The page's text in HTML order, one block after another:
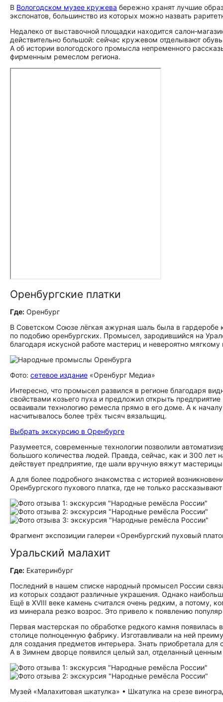
В Вологодском музее кружева бережно хранят лучшие
экспонатов, большинство из которых можно назвать
Недалеко от выставочной площадки находится
действительно большой: сейчас кружевом отделывают
А об истории вологодского промысла непременного
фирменным ремеслом региона.
Оренбургские платки
Где: Оренбург
В Советском Союзе лёгкая ажурная шаль была в гардеробе
по подобию оренбургских. Промысел, зародившийся на
благодаря искусной работе мастериц и невероятно
Фото: сетевое издание «Оренбург Медиа»
Интересно, что промысел развился в регионе благодаря
свойствами козьего пуха и предложил открыть
осваивали технологию ремесла прямо в его доме. А к
насчитывалось более трёх тысяч вязальщиц.
Выбрать экскурсию в Оренбурге
Разумеется, современные технологии позволили
большого количества людей. Правда, сейчас, как и 300 лет
действует предприятие, где шали вручную вяжут
А для более подробного знакомства с историей
Оренбургского пухового платка, где не только
Фрагмент экспозиции галереи «Оренбургский пуховый
Уральский малахит
Где: Екатеринбург
Последний в нашем списке народный промысел России
из которых создают различные украшения. Однако
Ещё в XVIII веке камень считался очень редким, а потому,
из минерала резко возрос. Это привело к появлению
Первая мастерская по обработке редкого камня появилась
столице полноценную фабрику. Изготавливали на ней
для создания предметов интерьера. Знать приобретала
А в Зимнем дворце появился целый зал, отделанный
Музей «Малахитовая шкатулка» • Шкатулка на срезе